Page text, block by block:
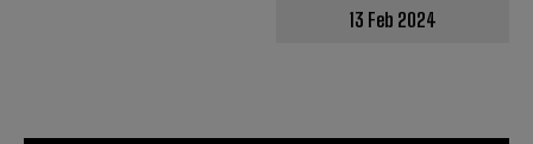
13 Feb 2024